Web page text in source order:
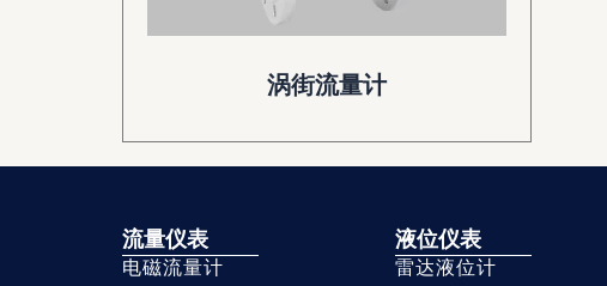
涡街流量计
流量仪表
电磁流量计
液位仪表
雷达液位计